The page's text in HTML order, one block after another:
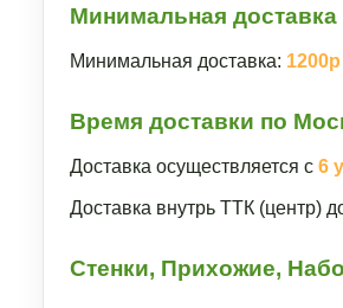
Минимальная доставка
Минимальная доставка: 1200р
Время доставки по
Доставка осуществляется с 6
Доставка внутрь ТТК (центр)
Стенки, Прихожие,